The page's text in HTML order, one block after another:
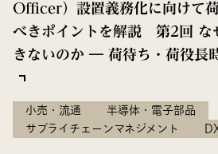
Officer）設置義務化に向けて
べきポイントを解説 第2回 な
きないのか ― 荷待ち・荷役長
小売・流通
半導体・電子部品
サプライチェーンマネジメント